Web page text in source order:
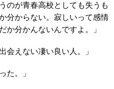
のが青春高校としても失うも
分からない。寂しいって感情
か分かんないんですよ。」
会えない凄い良い人。」
た。」